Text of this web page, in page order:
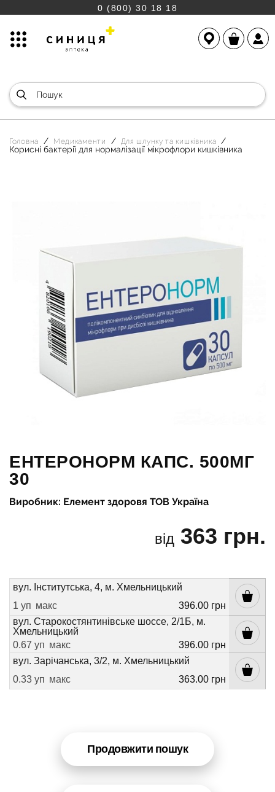
0 (800) 30 18 18
Головна Медикаменти Для шлунку та кишківника
Корисні бактерії для нормалізації мікрофлори кишківника
ЕНТЕРОНОРМ КАПС. 500МГ
30
Виробник: Елемент здоровя ТОВ Україна
від 363 грн.
вул. Інститутська, 4, м. Хмельницький
1 уп макс
396.00 грн
вул. Старокостянтинівське шоссе, 2/1Б, м.
Хмельницький
0.67 уп макс
396.00 грн
вул. Зарічанська, 3/2, м. Хмельницький
0.33 уп макс 363.00 грн
Продовжити пошук